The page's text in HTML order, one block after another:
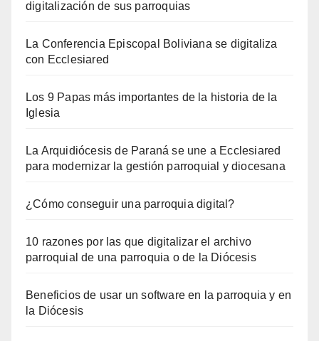
digitalización de sus parroquias
La Conferencia Episcopal Boliviana se digitaliza
con Ecclesiared
Los 9 Papas más importantes de la historia de la
Iglesia
La Arquidiócesis de Paraná se une a Ecclesiared
para modernizar la gestión parroquial y diocesana
¿Cómo conseguir una parroquia digital?
10 razones por las que digitalizar el archivo
parroquial de una parroquia o de la Diócesis
Beneficios de usar un software en la parroquia y en
la Diócesis